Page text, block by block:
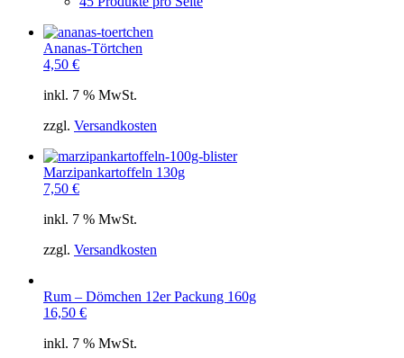
Ananas-Törtchen
4,50 €
inkl. 7 % MwSt.
zzgl. Versandkosten
Marzipankartoffeln 130g
7,50 €
inkl. 7 % MwSt.
zzgl. Versandkosten
Rum – Dömchen 12er Packung 160g
16,50 €
inkl. 7 % MwSt.